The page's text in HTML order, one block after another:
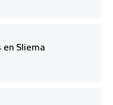
Sliema